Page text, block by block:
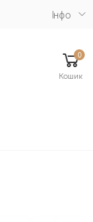
Iнфо
0
Кошик